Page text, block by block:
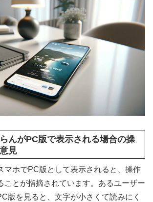
んがPC版で表示される場合の操
見
マホでPC版として表示されると、操作
ことが指摘されています。あるユーザー
版を見ると、文字が小さくて読みにく